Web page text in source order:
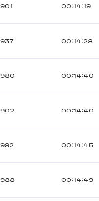
901 00:14:19
937 00:14:28
980 00:14:40
902 00:14:40
992 00:14:45
988 00:14:49